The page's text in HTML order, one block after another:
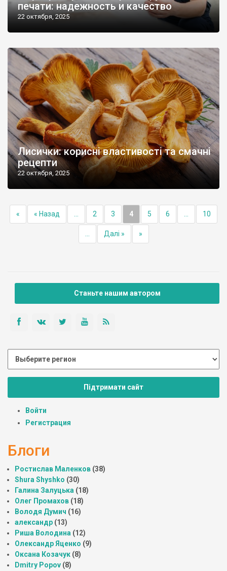
печати: надежность и качество
22 октября, 2025
Лисички: корисні властивості та смачні
рецепти
22 октября, 2025
« « Назад ... 2 3 4 5 6 ... 10
... Далі » »
Станьте нашим автором
Підтримати сайт
Войти
Регистрация
Блоги
Ростислав Маленков (38)
Shura Shyshko (30)
Галина Залуцька (18)
Олег Промахов (18)
Володя Думич (16)
александр (13)
Риша Володина (12)
Олександр Яценко (9)
Оксана Козачук (8)
Dmitry Popov (8)